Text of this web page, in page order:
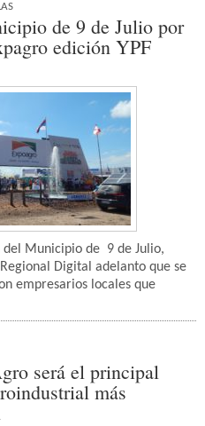
de 9 de Julio por
edición YPF
del Municipio de 9 de Julio,
Digital adelanto que se
empresarios locales que
será el principal
más